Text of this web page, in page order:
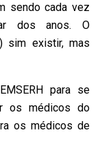
sendo cada vez
dos anos. O
sim existir, mas
para se
os médicos do
os médicos de